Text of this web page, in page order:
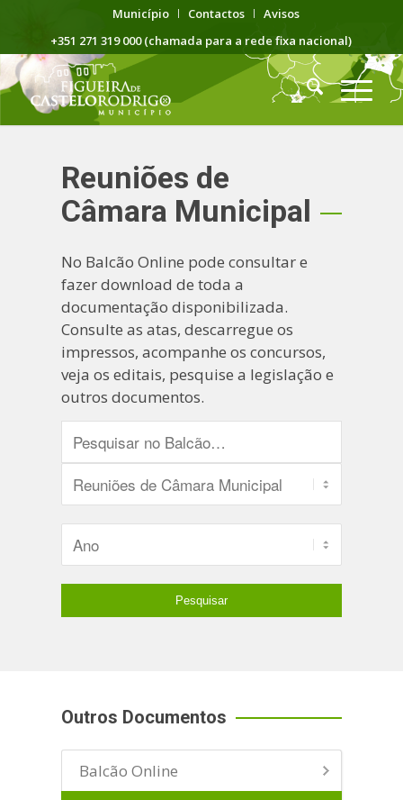
Município Contactos
Avisos
+351 271 319 000 (chamada para a rede fixa nacional)
Reuniões de
Câmara Municipal
No Balcão Online pode consultar e
fazer download de toda a
documentação disponibilizada.
Consulte as atas, descarregue os
impressos, acompanhe os concursos,
veja os editais, pesquise a legislação e
outros documentos.
Outros Documentos
Balcão Online